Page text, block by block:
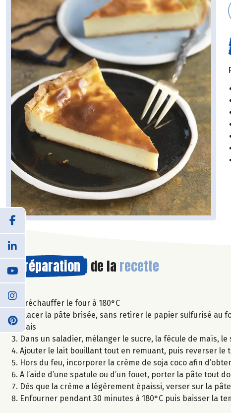
Préparation de la recette
Préchauffer le four à 180°C
Placer la pâte brisée, sans retirer le papier sulfurisé au
frais
Dans un saladier, mélanger le sucre, la fécule de maïs,
Ajouter le lait bouillant tout en remuant, puis reverser le
Hors du feu, incorporer la crème de soja coco afin
A l’aide d’une spatule ou d’un fouet, porter la pâte tout
Dès que la crème a légèrement épaissi, verser sur la
Enfourner pendant 30 minutes à 180°C puis baisser la